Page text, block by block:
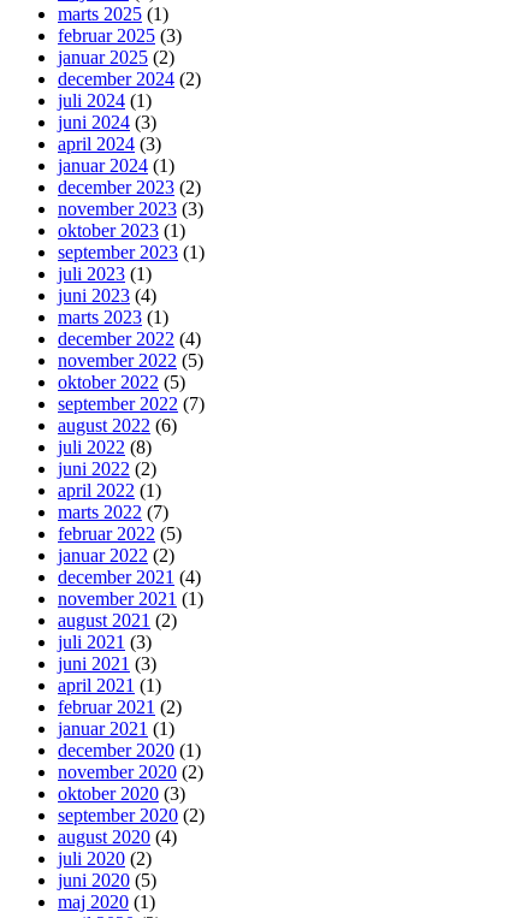
marts 2025 (1)
februar 2025 (3)
januar 2025 (2)
december 2024 (2)
juli 2024 (1)
juni 2024 (3)
april 2024 (3)
januar 2024 (1)
december 2023 (2)
november 2023 (3)
oktober 2023 (1)
september 2023 (1)
juli 2023 (1)
juni 2023 (4)
marts 2023 (1)
december 2022 (4)
november 2022 (5)
oktober 2022 (5)
september 2022 (7)
august 2022 (6)
juli 2022 (8)
juni 2022 (2)
april 2022 (1)
marts 2022 (7)
februar 2022 (5)
januar 2022 (2)
december 2021 (4)
november 2021 (1)
august 2021 (2)
juli 2021 (3)
juni 2021 (3)
april 2021 (1)
februar 2021 (2)
januar 2021 (1)
december 2020 (1)
november 2020 (2)
oktober 2020 (3)
september 2020 (2)
august 2020 (4)
juli 2020 (2)
juni 2020 (5)
maj 2020 (1)